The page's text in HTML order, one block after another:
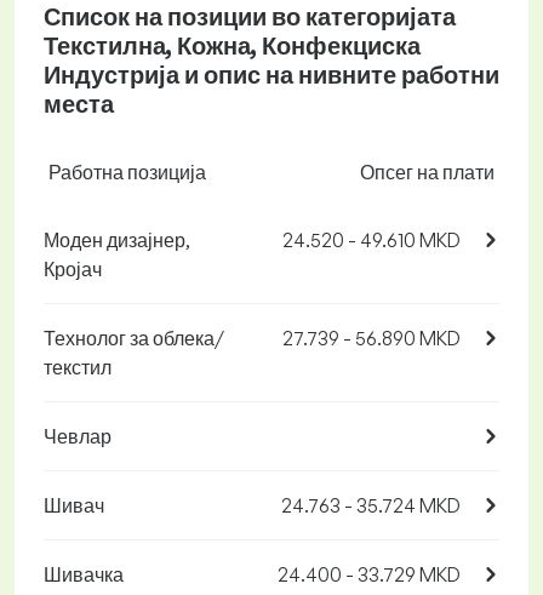
Список на позиции во категоријата
Текстилна, Кожна, Конфекциска
Индустрија и опис на нивните работни
места
Работна позиција Опсег на плати
Моден дизајнер,
Кројач
24.520 - 49.610 MKD
Технолог за облека/
текстил
27.739 - 56.890 MKD
Чевлар
Шивач 24.763 - 35.724 MKD
Шивачка 24.400 - 33.729 MKD